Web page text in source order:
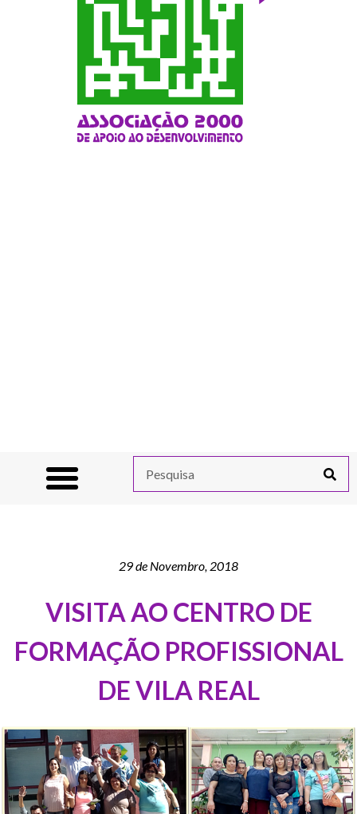
29 de Novembro, 2018
VISITA AO CENTRO DE
FORMAÇÃO PROFISSIONAL
DE VILA REAL